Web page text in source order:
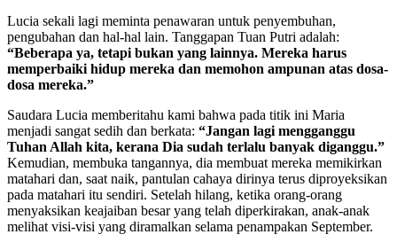
Lucia sekali lagi meminta penawaran untuk penyembuhan,
pengubahan dan hal-hal lain. Tanggapan Tuan Putri adalah:
“Beberapa ya, tetapi bukan yang lainnya. Mereka harus
memperbaiki hidup mereka dan memohon ampunan atas dosa-
dosa mereka.”
Saudara Lucia memberitahu kami bahwa pada titik ini Maria
menjadi sangat sedih dan berkata: “Jangan lagi mengganggu
Tuhan Allah kita, kerana Dia sudah terlalu banyak diganggu.”
Kemudian, membuka tangannya, dia membuat mereka memikirkan
matahari dan, saat naik, pantulan cahaya dirinya terus diproyeksikan
pada matahari itu sendiri. Setelah hilang, ketika orang-orang
menyaksikan keajaiban besar yang telah diperkirakan, anak-anak
melihat visi-visi yang diramalkan selama penampakan September.